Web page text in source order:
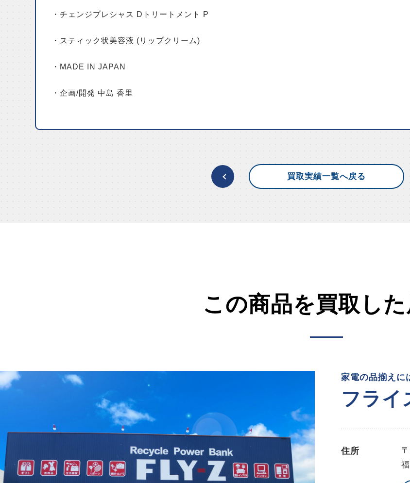
・チェンジプレシャス Dトリートメント P
・スティック状美容液 (リップクリーム)
・MADE IN JAPAN
・企画/開発 中島 香里
買取実績一覧へ戻る
この商品を買取し
家電の品揃えに
フライ
住所